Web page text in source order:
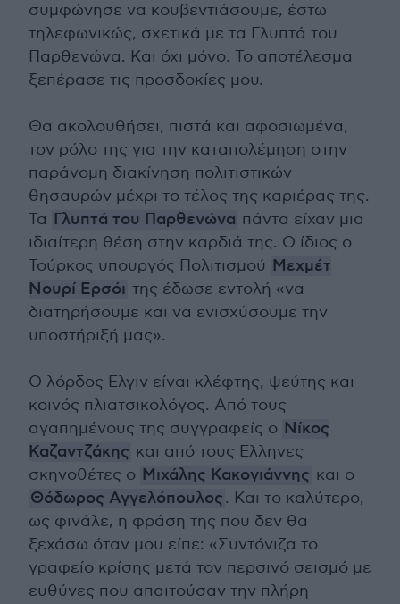
συμφώνησε να κουβεντιάσουμε, έστω
τηλεφωνικώς, σχετικά με τα Γλυπτά του
Παρθενώνα. Και όχι μόνο. Το αποτέλεσμα
ξεπέρασε τις προσδοκίες μου.
Θα ακολουθήσει, πιστά και αφοσιωμένα,
τον ρόλο της για την καταπολέμηση στην
παράνομη διακίνηση πολιτιστικών
θησαυρών μέχρι το τέλος της καριέρας της.
Τα Γλυπτά του Παρθενώνα πάντα είχαν μια
ιδιαίτερη θέση στην καρδιά της. Ο ίδιος ο
Τούρκος υπουργός Πολιτισμού Μεχμέτ
Νουρί Ερσόι της έδωσε εντολή «να
διατηρήσουμε και να ενισχύσουμε την
υποστήριξή μας».
Ο λόρδος Ελγιν είναι κλέφτης, ψεύτης και
κοινός πλιατσικολόγος. Από τους
αγαπημένους της συγγραφείς ο Νίκος
Καζαντζάκης και από τους Ελληνες
σκηνοθέτες ο Μιχάλης Κακογιάννης και ο
Θόδωρος Αγγελόπουλος. Και το καλύτερο,
ως φινάλε, η φράση της που δεν θα
ξεχάσω όταν μου είπε: «Συντόνιζα το
γραφείο κρίσης μετά τον περσινό σεισμό με
ευθύνες που απαιτούσαν την πλήρη